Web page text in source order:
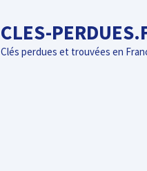
CLES-
Clés perdues et trouvées en